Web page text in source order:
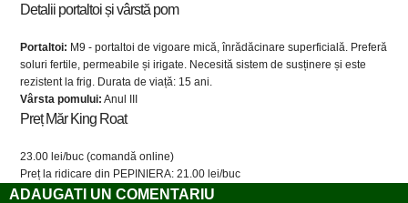
Detalii portaltoi și vârstă pom
Portaltoi: M9 - portaltoi de vigoare mică, înrădăcinare superficială. Preferă
soluri fertile, permeabile și irigate. Necesită sistem de susținere și este
rezistent la frig. Durata de viață: 15 ani.
Vârsta pomului: Anul III
Preț Măr King Roat
23.00 lei/buc (comandă online)
Preț la ridicare din PEPINIERA: 21.00 lei/buc
ADAUGATI UN COMENTARIU